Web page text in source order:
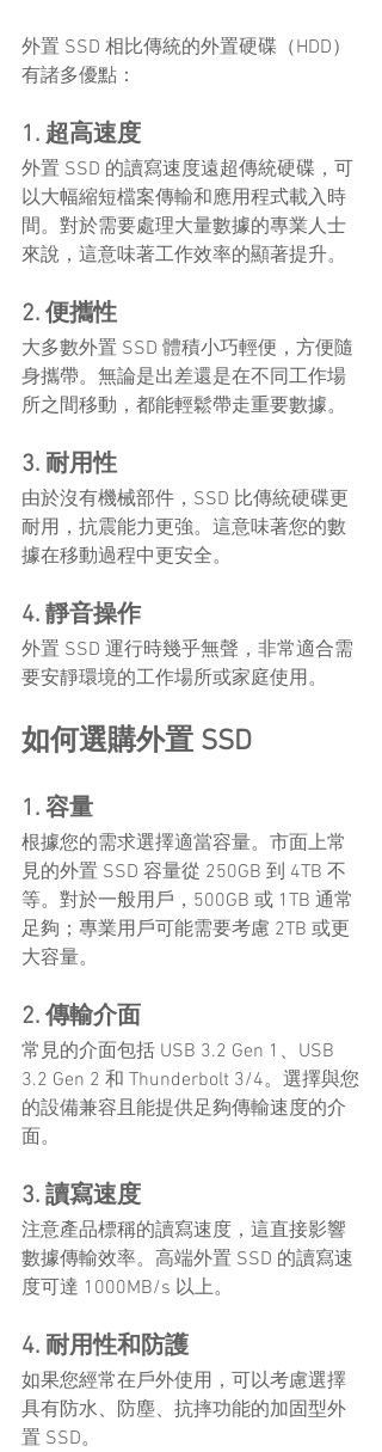
外置 SSD 相比傳統的外置硬碟（HDD）
有諸多優點：
1. 超高速度
外置 SSD 的讀寫速度遠超傳統硬碟，可
以大幅縮短檔案傳輸和應用程式載入時
間。對於需要處理大量數據的專業人士
來說，這意味著工作效率的顯著提升。
2. 便攜性
大多數外置 SSD 體積小巧輕便，方便隨
身攜帶。無論是出差還是在不同工作場
所之間移動，都能輕鬆帶走重要數據。
3. 耐用性
由於沒有機械部件，SSD 比傳統硬碟更
耐用，抗震能力更強。這意味著您的數
據在移動過程中更安全。
4. 靜音操作
外置 SSD 運行時幾乎無聲，非常適合需
要安靜環境的工作場所或家庭使用。
如何選購外置 SSD
1. 容量
根據您的需求選擇適當容量。市面上常
見的外置 SSD 容量從 250GB 到 4TB 不
等。對於一般用戶，500GB 或 1TB 通常
足夠；專業用戶可能需要考慮 2TB 或更
大容量。
2. 傳輸介面
常見的介面包括 USB 3.2 Gen 1、USB
3.2 Gen 2 和 Thunderbolt 3/4。選擇與您
的設備兼容且能提供足夠傳輸速度的介
面。
3. 讀寫速度
注意產品標稱的讀寫速度，這直接影響
數據傳輸效率。高端外置 SSD 的讀寫速
度可達 1000MB/s 以上。
4. 耐用性和防護
如果您經常在戶外使用，可以考慮選擇
具有防水、防塵、抗摔功能的加固型外
置 SSD。